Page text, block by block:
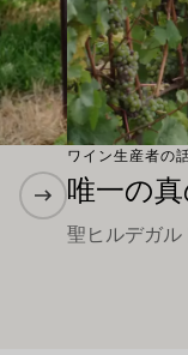
ワイン生産者の
唯一の
聖ヒルデガ